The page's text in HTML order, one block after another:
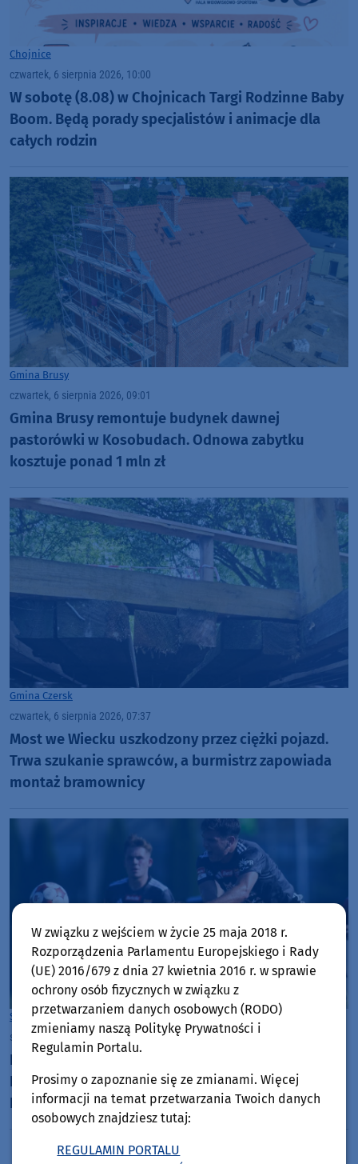
Chojnice
czwartek, 6 sierpnia 2026, 10:00
W sobotę (8.08) w Chojnicach Targi Rodzinne Baby
Boom. Będą porady specjalistów i animacje dla
całych rodzin
Gmina Brusy
czwartek, 6 sierpnia 2026, 09:01
Gmina Brusy remontuje budynek dawnej
pastorówki w Kosobudach. Odnowa zabytku
kosztuje ponad 1 mln zł
Gmina Czersk
czwartek, 6 sierpnia 2026, 07:37
Most we Wiecku uszkodzony przez ciężki pojazd.
Trwa szukanie sprawców, a burmistrz zapowiada
montaż bramownicy
SportChojnice
środa, 5 sierpnia 2026, 19:15
Koszmar Chojniczanki trwa. Odpadła z Pucharu
Polski już w pierwszym meczu. Przegrała z
Podhalem Nowy Targ 0:2. "Jesteśmy w totalnym
dołku. Czujemy się fatalnie"
W związku z wejściem w życie 25 maja 2018 r.
Rozporządzenia Parlamentu Europejskiego i Rady
(UE) 2016/679 z dnia 27 kwietnia 2016 r. w sprawie
ochrony osób fizycznych w związku z
przetwarzaniem danych osobowych (RODO)
zmieniamy naszą Politykę Prywatności i
Regulamin Portalu.
Prosimy o zapoznanie się ze zmianami. Więcej
informacji na temat przetwarzania Twoich danych
osobowych znajdziesz tutaj:
REGULAMIN PORTALU